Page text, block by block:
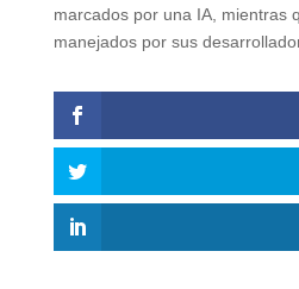
marcados por una IA, mientras
manejados por sus